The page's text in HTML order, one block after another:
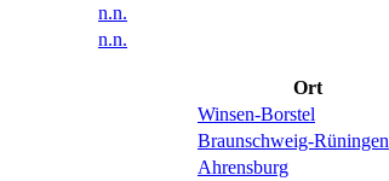
n.n.
n.n.
Ort
Winsen-Borstel
Braunschweig-Rüningen
Ahrensburg